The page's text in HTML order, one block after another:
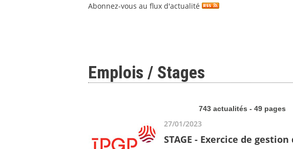
Abonnez-vous au flux d'actualité
Emplois / Stages
743 actualités - 49 pages
27/01/2023
STAGE - Exercice de